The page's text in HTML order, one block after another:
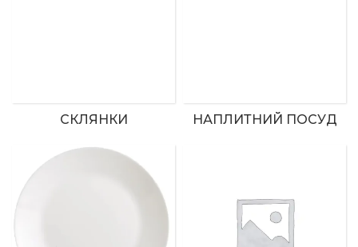
СКЛЯНКИ НАПЛИТНИЙ ПОСУД